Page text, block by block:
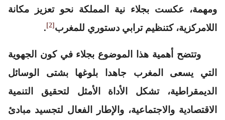
ومهمة، عكست بجلاء نية المملكة نحو تعزيز مكانة
اللامركزية، كتنظيم ترابي دستوري للمغرب [2]
.
وتتضح أهمية هذا الموضوع بجلاء في كون الجهوية
التي يسعى المغرب جاهدا بلوغها بشتى الوسائل
الديمقراطية، تشكل الأداة الأمثل لتحقيق التنمية
الاقتصادية والاجتماعية، والإطار الفعال لتجسيد مبادئ